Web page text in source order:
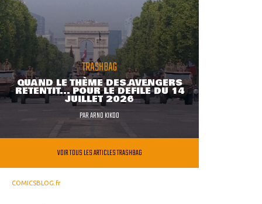
TRASHBAG
QUAND LE THÈME DES AVENGERS
RETENTIT... POUR LE DÉFILÉ DU 14
JUILLET 2026
PARARNO KIKOO
VOIR TOUS LES ARTICLES TRASHBAG
COMICSBLOG.fr